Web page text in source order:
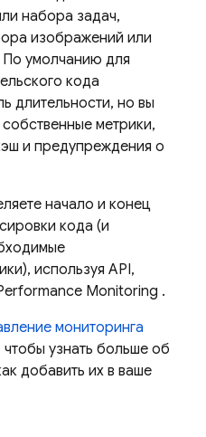
набора задач,
изображений или
По умолчанию для
кода
длительности, но вы
метрики,
и предупреждения о
начало и конец
кода (и
используя API,
Monitoring .
мониторинга
чтобы узнать больше об
добавить их в ваше